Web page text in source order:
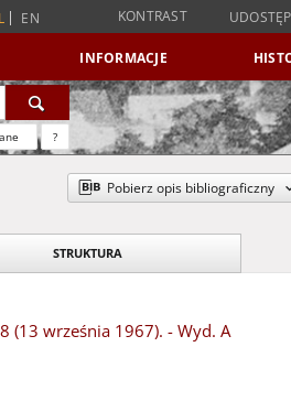
EN KONTRAST
INFORMACJE
?
Pobierz opis bibliograficzny
STRUKTURA
(13 września 1967). - Wyd. A